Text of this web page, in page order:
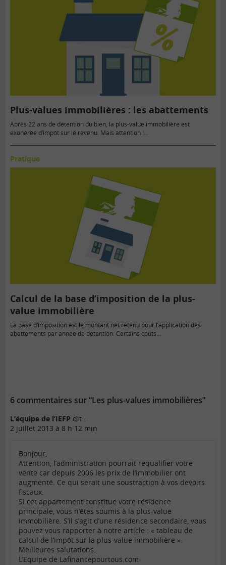
Plus-values immobilières : les abattements
Après 22 ans de détention du bien, la plus-value immobilière est
exonérée d’impôt sur le revenu. Mais attention !…
Pratique
Calcul de la base d’imposition de la plus-
value immobilière
La base d’imposition est le montant net retenu pour l’application des
abattements par année de détention. Certains coûts…
6 commentaires sur “Les plus-values immobilières”
L’équipe de l’IEFP dit :
2 juillet 2013 à 8 h 12 min
Bonjour,
Attention, l’administration pourrait requalifier votre
vente car depuis 2006 les prix de l’immobilier ont
augmenté. Ce qui serait une soustraction à vos devoirs
fiscaux.
Si cet appartement constitue votre résidence
principale, vous n’êtes soumis à la plus-value
immobilière. S’il s’agit d’une résidence secondaire, vous
pouvez vous rapporter à notre article : « tableau de
calcul de l’impôt sur la plus-value immobilière ».
Meilleures salutations.
L’Equipe de Lafinancepourtous.com